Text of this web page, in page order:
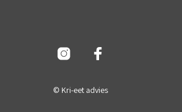
© Kri-eet advies